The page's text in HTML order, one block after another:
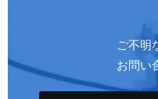
ご不明
お問い